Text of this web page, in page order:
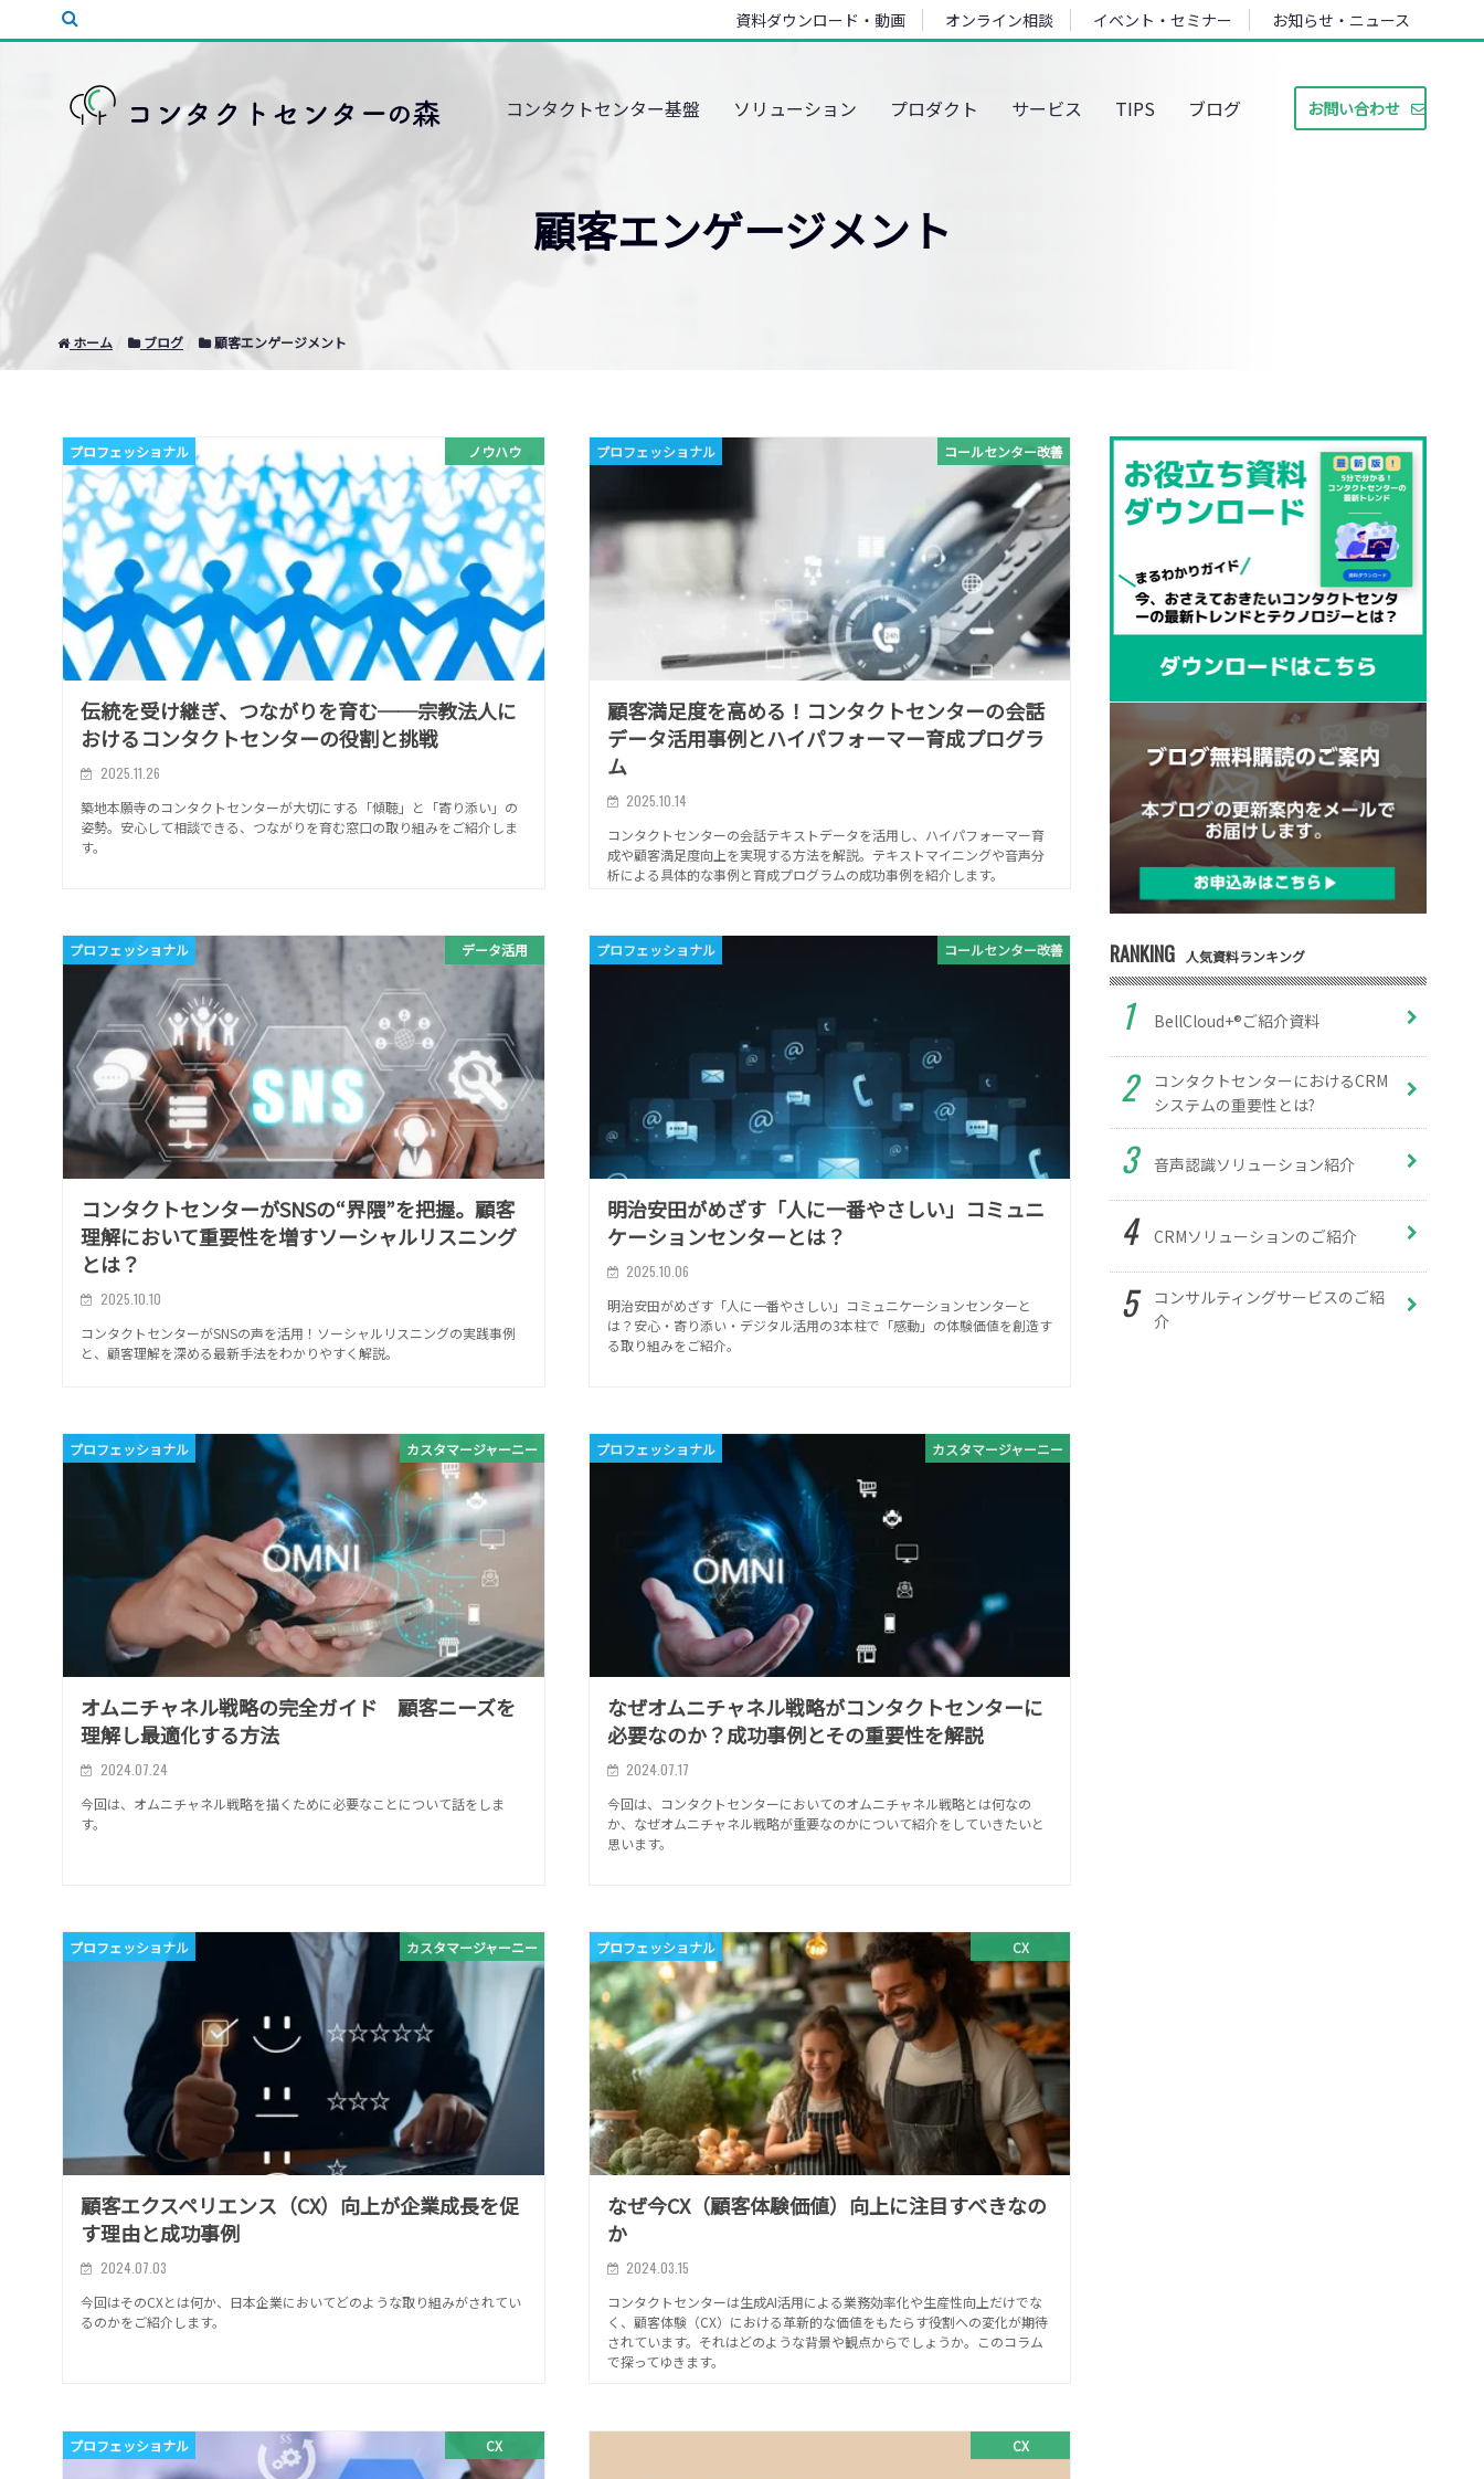
資料ダウンロード・動画 オンライン相談 イベント・セミナー お知らせ・ニュース
コンタクトセンター基盤 ソリューション プロダクト サービス TIPS ブログ お問い合わせ
顧客エンゲージメント
ホーム ブログ 顧客エンゲージメント
ノウハウ
プロフェッショナル
伝統を受け継ぎ、つながりを育む──宗教法人に
おけるコンタクトセンターの役割と挑戦
2025.11.26
築地本願寺のコンタクトセンターが大切にする「傾聴」と「寄り添い」の
姿勢。安心して相談できる、つながりを育む窓口の取り組みをご紹介しま
す。
コールセンター改善
プロフェッショナル
顧客満足度を高める！コンタクトセンターの会話
データ活用事例とハイパフォーマー育成プログラ
ム
2025.10.14
コンタクトセンターの会話テキストデータを活用し、ハイパフォーマー育
成や顧客満足度向上を実現する方法を解説。テキストマイニングや音声分
析による具体的な事例と育成プログラムの成功事例を紹介します。
データ活用
プロフェッショナル
コンタクトセンターがSNSの“界隈”を把握。顧客
理解において重要性を増すソーシャルリスニング
とは？
2025.10.10
コンタクトセンターがSNSの声を活用！ソーシャルリスニングの実践事例
と、顧客理解を深める最新手法をわかりやすく解説。
コールセンター改善
プロフェッショナル
明治安田がめざす「人に一番やさしい」コミュニ
ケーションセンターとは？
2025.10.06
明治安田がめざす「人に一番やさしい」コミュニケーションセンターと
は？安心・寄り添い・デジタル活用の3本柱で「感動」の体験価値を創造す
る取り組みをご紹介。
カスタマージャーニー
プロフェッショナル
オムニチャネル戦略の完全ガイド 顧客ニーズを
理解し最適化する方法
2024.07.24
今回は、オムニチャネル戦略を描くために必要なことについて話をしま
す。
カスタマージャーニー
プロフェッショナル
なぜオムニチャネル戦略がコンタクトセンターに
必要なのか？成功事例とその重要性を解説
2024.07.17
今回は、コンタクトセンターにおいてのオムニチャネル戦略とは何なの
か、なぜオムニチャネル戦略が重要なのかについて紹介をしていきたいと
思います。
カスタマージャーニー
プロフェッショナル
顧客エクスペリエンス（CX）向上が企業成長を促
す理由と成功事例
2024.07.03
今回はそのCXとは何か、日本企業においてどのような取り組みがされてい
るのかをご紹介します。
CX
プロフェッショナル
なぜ今CX（顧客体験価値）向上に注目すべきなの
か
2024.03.15
コンタクトセンターは生成AI活用による業務効率化や生産性向上だけでな
く、顧客体験（CX）における革新的な価値をもたらす役割への変化が期待
されています。それはどのような背景や観点からでしょうか。このコラム
で探ってゆきます。
CX
プロフェッショナル CX
RANKING 人気資料ランキング
BellCloud+®ご紹介資料
コンタクトセンターにおけるCRM
システムの重要性とは?
音声認識ソリューション紹介
CRMソリューションのご紹介
コンサルティングサービスのご紹
介